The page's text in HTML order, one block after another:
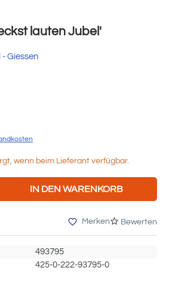
lauten Jubel'
- Giessen
wenn beim Lieferant verfügbar.
Gib den gewünschten
IN DEN WARENKORB
Merken Bewerten
493795
425-0-222-93795-0